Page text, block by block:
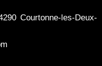
Courtonne-les-Deux-